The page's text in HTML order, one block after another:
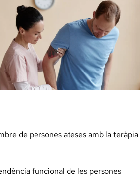
de persones ateses amb la teràpia
funcional de les persones